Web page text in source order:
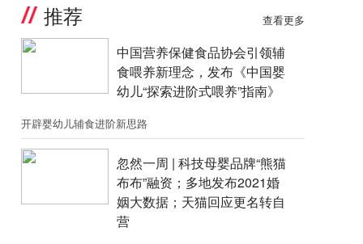
推荐 查看更多
中国营养保健食品协会引领辅
食喂养新理念，发布《中国婴
幼儿“探索进阶式喂养”指南》
开辟婴幼儿辅食进阶新思路
忽然一周 |​​ 科技母婴品牌“熊猫
布布”融资；​多地发布2021婚
姻大数据；天猫回应更名转自
营